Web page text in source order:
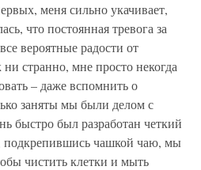
меня сильно укачивает,
что постоянная тревога за
вероятные радости от
странно, мне просто некогда
– даже вспомнить о
заняты мы были делом с
быстро был разработан четкий
подкрепившись чашкой чаю, мы
чистить клетки и мыть